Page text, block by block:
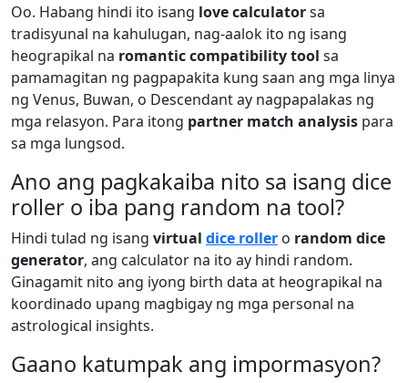
Oo. Habang hindi ito isang love calculatorsa
tradisyunal na kahulugan, nag-aalok ito ng isang
heograpikal na romantic compatibility tool sa
pamamagitan ng pagpapakita kung saan ang mga linya
ng Venus, Buwan, o Descendant ay nagpapalakas ng
mga relasyon. Para itong partner match analysis para
sa mga lungsod.
Ano ang pagkakaiba nito sa isang dice
roller o iba pang random na tool?
Hindi tulad ng isang virtual dice roller o random dice
generator, ang calculator na ito ay hindi random.
Ginagamit nito ang iyong birth data at heograpikal na
koordinado upang magbigay ng mga personal na
astrological insights.
Gaano katumpak ang impormasyon?